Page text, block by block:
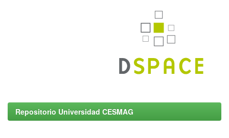
Repositorio Universidad CESMAG